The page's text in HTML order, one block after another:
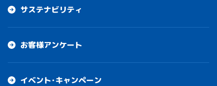
サステナビリティ
お客様アンケート
イベント・キャンペーン